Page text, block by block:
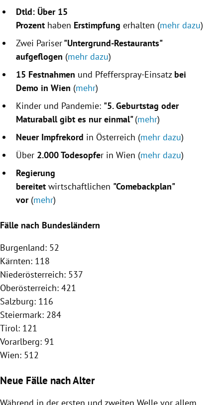
Dtld: Über 15
Prozent haben Erstimpfung erhalten (mehr dazu)
Zwei Pariser"Untergrund-Restaurants"
aufgeflogen (mehr dazu)
15 Festnahmen und Pfefferspray-Einsatz bei
Demo in Wien (mehr)
Kinder und Pandemie: "5. Geburtstag oder
Maturaball gibt es nur einmal"(mehr)
Neuer Impfrekord in Österreich (mehr dazu)
Über 2.000 Todesopfer in Wien (mehr dazu)
Regierung
bereitet wirtschaftlichen "Comebackplan"
vor(mehr)
Fälle nach Bundesländern
Burgenland: 52
Kärnten: 118
Niederösterreich: 537
Oberösterreich: 421
Salzburg: 116
Steiermark: 284
Tirol: 121
Vorarlberg: 91
Wien: 512
Neue Fälle nach Alter
Während in der ersten und zweiten Welle vor allem